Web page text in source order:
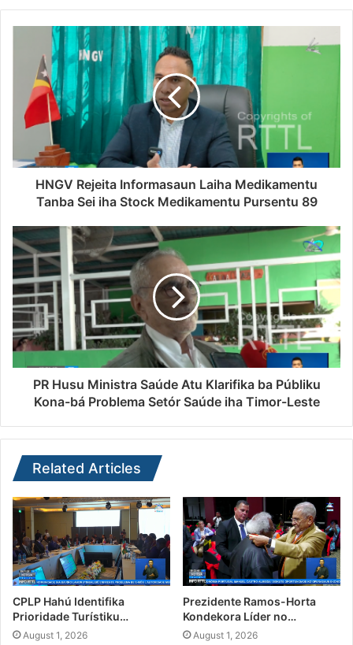
HNGV Rejeita Informasaun Laiha Medikamentu
Tanba Sei iha Stock Medikamentu Pursentu 89
PR Husu Ministra Saúde Atu Klarifika ba Públiku
Kona-bá Problema Setór Saúde iha Timor-Leste
Related Articles
CPLP Hahú Identifika
Prioridade Turístiku…
August 1, 2026
Prezidente Ramos-Horta
Kondekora Líder no…
August 1, 2026